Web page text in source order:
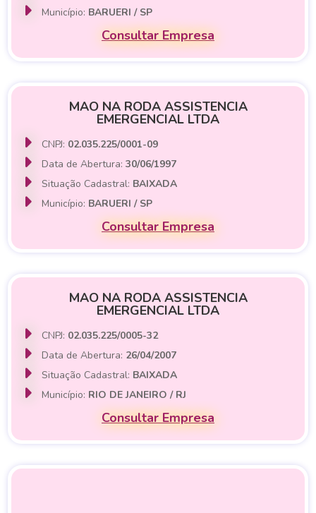
Município: BARUERI / SP
Consultar Empresa
MAO NA RODA ASSISTENCIA
EMERGENCIAL LTDA
CNPJ: 02.035.225/0001-09
Data de Abertura:30/06/1997
Situação Cadastral: BAIXADA
Município: BARUERI / SP
Consultar Empresa
MAO NA RODA ASSISTENCIA
EMERGENCIAL LTDA
CNPJ: 02.035.225/0005-32
Data de Abertura: 26/04/2007
Situação Cadastral: BAIXADA
Município: RIO DE JANEIRO / RJ
Consultar Empresa